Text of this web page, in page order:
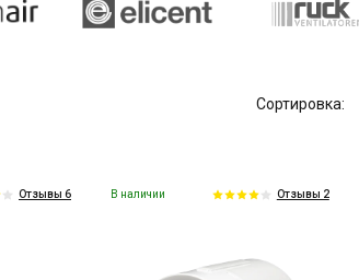
Сортировка:
Отзывы 6 В наличии Отзывы 2